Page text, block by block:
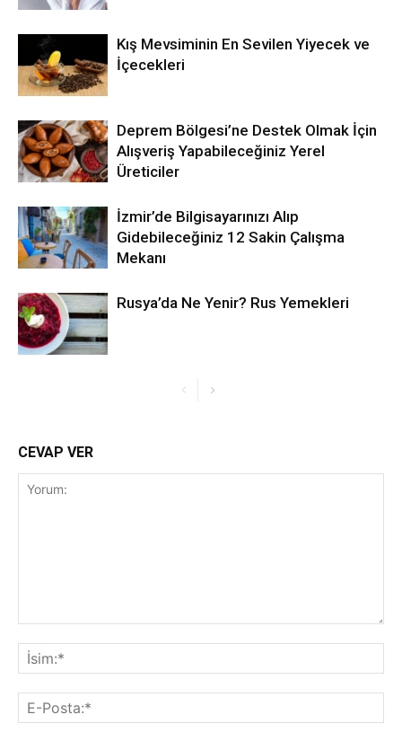
Kış Mevsiminin En Sevilen Yiyecek ve
İçecekleri
Deprem Bölgesi’ne Destek Olmak İçin
Alışveriş Yapabileceğiniz Yerel
Üreticiler
İzmir’de Bilgisayarınızı Alıp
Gidebileceğiniz 12 Sakin Çalışma
Mekanı
Rusya’da Ne Yenir? Rus Yemekleri
CEVAP VER